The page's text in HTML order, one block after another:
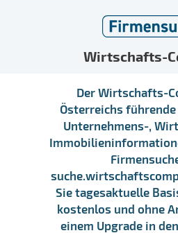
Wirtschafts-
Der Wirtschafts-
Österreichs
Unternehmens-,
Sie tagesaktuelle
kostenlos und ohne
einem Upgrade in